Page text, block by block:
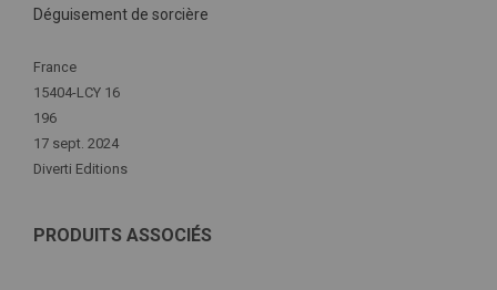
Déguisement de sorcière
Plus
d'infos
France
15404-LCY 16
196
17 sept. 2024
Diverti Editions
PRODUITS ASSOCIÉS